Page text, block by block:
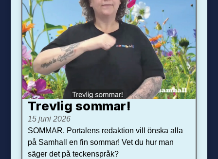
Trevlig sommar!
15 juni 2026
SOMMAR. Portalens redaktion vill önska alla
på Samhall en fin sommar! Vet du hur man
säger det på teckenspråk?